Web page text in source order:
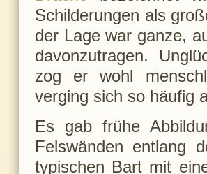
Schilderungen als
der Lage war ganze,
davonzutragen.
zog er wohl
verging sich so häufig
Es gab frühe
Felswänden entlang
typischen Bart mit